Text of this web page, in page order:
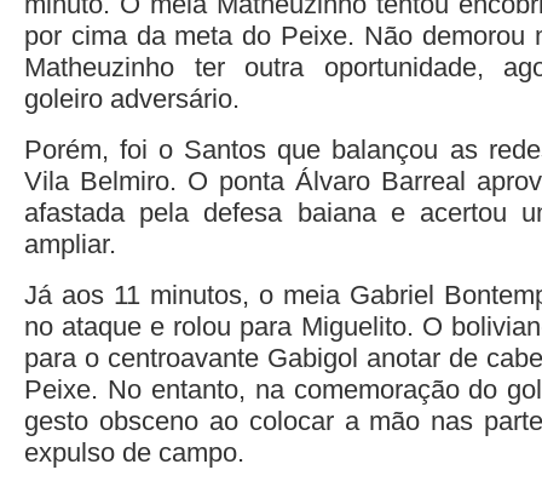
por cima da meta do Peixe. Não demorou
Matheuzinho ter outra oportunidade,
goleiro adversário.
Porém, foi o Santos que balançou as
Vila Belmiro. O ponta Álvaro Barreal
afastada pela defesa baiana e acertou
ampliar.
Já aos 11 minutos, o meia Gabriel
no ataque e rolou para Miguelito. O
para o centroavante Gabigol anotar de
Peixe. No entanto, na comemoração do
gesto obsceno ao colocar a mão nas
expulso de campo.